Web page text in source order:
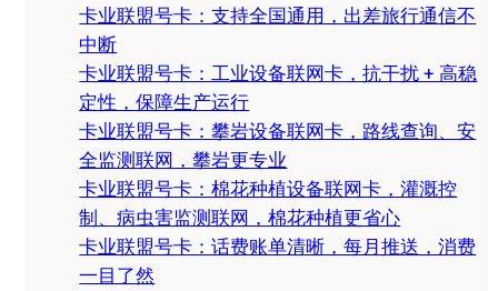
卡业联盟号卡：支持全国通用，出差旅行通信不
中断
卡业联盟号卡：工业设备联网卡，抗干扰 + 高稳
定性，保障生产运行
卡业联盟号卡：攀岩设备联网卡，路线查询、安
全监测联网，攀岩更专业
卡业联盟号卡：棉花种植设备联网卡，灌溉控
制、病虫害监测联网，棉花种植更省心
卡业联盟号卡：话费账单清晰，每月推送，消费
一目了然